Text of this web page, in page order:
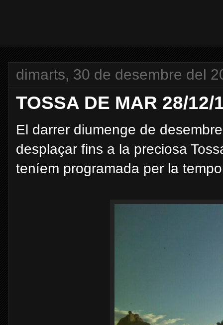
dimarts, 30 de desembre del
TOSSA DE MAR 28/12/
El darrer diumenge de
desplaçar fins a la preciosa
teníem programada per la